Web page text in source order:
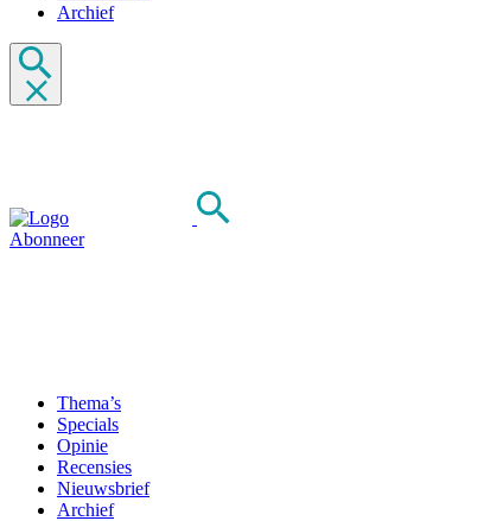
Archief
Abonneer
Thema’s
Specials
Opinie
Recensies
Nieuwsbrief
Archief